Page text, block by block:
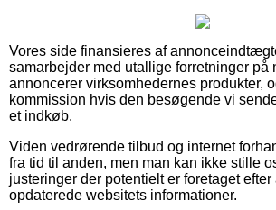
Vores side finansieres af
samarbejder med utallige forretninger på
annoncerer virksomhedernes produkter,
kommission hvis den besøgende vi
et indkøb.
Viden vedrørende tilbud og internet
fra tid til anden, men man kan ikke stille
justeringer der potentielt er foretaget efter
opdaterede websitets informationer.